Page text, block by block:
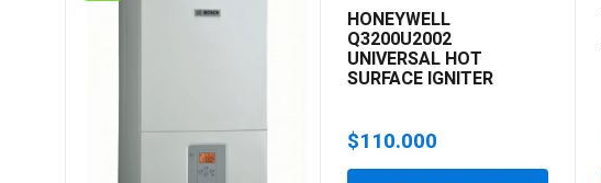
HONEYWELL
Q3200U2002
UNIVERSAL HOT
SURFACE IGNITER
$110.000